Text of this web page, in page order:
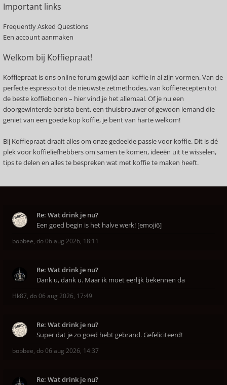
Important links
Frequently Asked Questions
Een account aanmaken
Welkom bij Koffiepraat!
Koffiepraat is ons online forum gewijd aan koffie in al zijn vormen. Van de
perfecte espresso tot de nieuwste zetmethodes, van koffierecepten tot
de beste koffiebonen – hier vind je het allemaal. Of je nu een
doorgewinterde barista bent, een thuisbrouwer of gewoon iemand die
geniet van een goede kop koffie, je bent van harte welkom!
Bij Koffiepraat draait alles om onze gedeelde passie voor koffie. Dit is dé
plek voor koffieliefhebbers om samen te komen, ideeën uit te wisselen,
tips te delen en alles te bespreken wat met koffie te maken heeft.
Re: Wat drink je nu?
Een goed begin is het halve werk! [emoji6]
bobbee, do 06 aug 2026, 18:11
Re: Wat drink je nu?
Dank u, dank u. Maar ik moet eerlijk bekennen da
Hk87, do 06 aug 2026, 17:49
Re: Wat drink je nu?
Super dat je zo goed hebt gebrand. Gefeliciteerd!
bobbee, do 06 aug 2026, 14:37
Re: Wat drink je nu?